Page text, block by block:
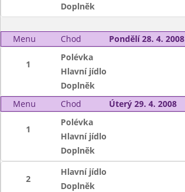
Doplněk
Menu Chod Pondělí 28. 4. 2008
1
Polévka
Hlavní jídlo
Doplněk
Menu
Chod Úterý 29. 4. 2008
1
Polévka
Hlavní jídlo
Doplněk
2
Hlavní jídlo
Doplněk